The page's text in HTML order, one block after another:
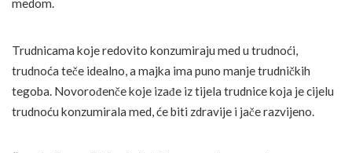
medom.
Trudnicama koje redovito konzumiraju med u trudnoći,
trudnoća teče idealno, a majka ima puno manje trudničkih
tegoba. Novorođenče koje izađe iz tijela trudnice koja je cijelu
trudnoću konzumirala med, će biti zdravije i jače razvijeno.